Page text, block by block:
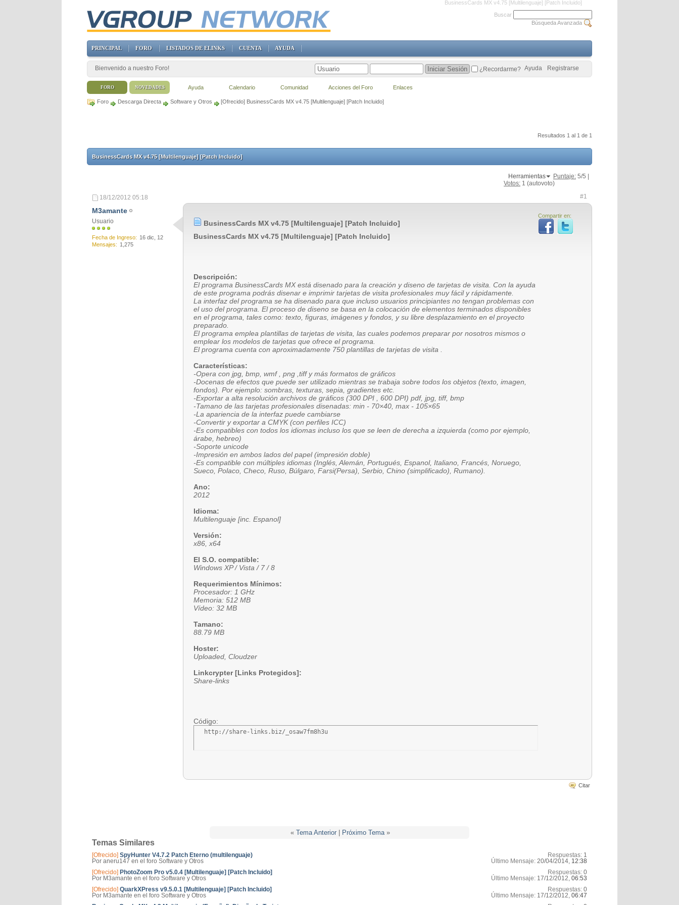
BusinessCards MX v4.75 [Multilenguaje] [Patch Incluido]
Foro Descarga Directa Software y Otros [Ofrecido] BusinessCards MX v4.75 [Multilenguaje] [Patch Incluido]
Resultados 1 al 1 de 1
BusinessCards MX v4.75 [Multilenguaje] [Patch Incluido]
Herramientas Puntaje: 5/5 |
Votos: 1 (autovoto)
18/12/2012 05:18 #1
M3amante
Usuario
Fecha de Ingreso
16 dic, 12
Mensajes
1,275
Compartir en:
BusinessCards MX v4.75 [Multilenguaje] [Patch Incluido]
BusinessCards MX v4.75 [Multilenguaje] [Patch Incluido]
Descripción:
El programa BusinessCards MX está disenado para la creación y diseno de tarjetas de visita. Con la ayuda
de este programa podrás disenar e imprimir tarjetas de visita profesionales muy fácil y rápidamente.
La interfaz del programa se ha disenado para que incluso usuarios principiantes no tengan problemas con
el uso del programa. El proceso de diseno se basa en la colocación de elementos terminados disponibles
en el programa, tales como: texto, figuras, imágenes y fondos, y su libre desplazamiento en el proyecto
preparado.
El programa emplea plantillas de tarjetas de visita, las cuales podemos preparar por nosotros mismos o
emplear los modelos de tarjetas que ofrece el programa.
El programa cuenta con aproximadamente 750 plantillas de tarjetas de visita .
Características:
-Opera con jpg, bmp, wmf , png ,tiff y más formatos de gráficos
-Docenas de efectos que puede ser utilizado mientras se trabaja sobre todos los objetos (texto, imagen,
fondos). Por ejemplo: sombras, texturas, sepia, gradientes etc.
-Exportar a alta resolución archivos de gráficos (300 DPI , 600 DPI) pdf, jpg, tiff, bmp
-Tamano de las tarjetas profesionales disenadas: min - 70×40, max - 105×65
-La apariencia de la interfaz puede cambiarse
-Convertir y exportar a CMYK (con perfiles ICC)
-Es compatibles con todos los idiomas incluso los que se leen de derecha a izquierda (como por ejemplo,
árabe, hebreo)
-Soporte unicode
-Impresión en ambos lados del papel (impresión doble)
-Es compatible con múltiples idiomas (Inglés, Alemán, Portugués, Espanol, Italiano, Francés, Noruego,
Sueco, Polaco, Checo, Ruso, Búlgaro, Farsi(Persa), Serbio, Chino (simplificado), Rumano).
Ano:
2012
Idioma:
Multilenguaje [inc. Espanol]
Versión:
x86, x64
El S.O. compatible:
Windows XP / Vista / 7 / 8
Requerimientos Mínimos:
Procesador: 1 GHz
Memoria: 512 MB
Vídeo: 32 MB
Tamano:
88.79 MB
Hoster:
Uploaded, Cloudzer
Linkcrypter [Links Protegidos]:
Share-links
Código:
  http://share-links.biz/_osaw7fm8h3u
Citar
« Tema Anterior| Próximo Tema »
Temas Similares
[Ofrecido] SpyHunter V4.7.2 Patch Eterno (multilenguaje)
Por aneru147 en el foro Software y Otros
Respuestas: 1
Último Mensaje: 20/04/2014, 12:38
[Ofrecido] PhotoZoom Pro v5.0.4 [Multilenguaje] [Patch Incluido]
Por M3amante en el foro Software y Otros
Respuestas: 0
Último Mensaje: 17/12/2012, 06:53
[Ofrecido] QuarkXPress v9.5.0.1 [Multilenguaje] [Patch Incluido]
Por M3amante en el foro Software y Otros
Respuestas: 0
Último Mensaje: 17/12/2012, 06:47
Buscar
Búsqueda Avanzada
PRINCIPAL FORO LISTADOS DE ELINKS CUENTA AYUDA
Bienvenido a nuestro Foro! Registrarse
Ayuda
¿Recordarme?
FORO Ayuda Calendario Comunidad Acciones del Foro Enlaces
NOVEDADES